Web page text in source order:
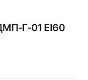
Г-01 EI60